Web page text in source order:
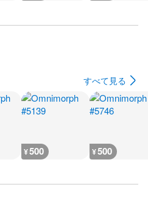
すべて見る
¥500 ¥500